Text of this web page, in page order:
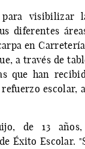
visibilizar
diferentes
en
a través de
que han
escolar,
de 13
Éxito Escolar.